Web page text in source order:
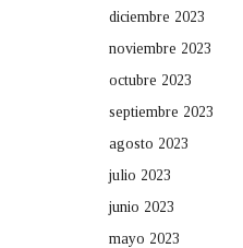
diciembre 2023
noviembre 2023
octubre 2023
septiembre 2023
agosto 2023
julio 2023
junio 2023
mayo 2023